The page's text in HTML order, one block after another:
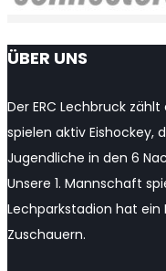
ÜBER UNS
Der ERC Lechbruck
spielen aktiv Eishockey,
Jugendliche in den 6
Unsere 1. Mannschaft
Lechparkstadion hat ein
Zuschauern.